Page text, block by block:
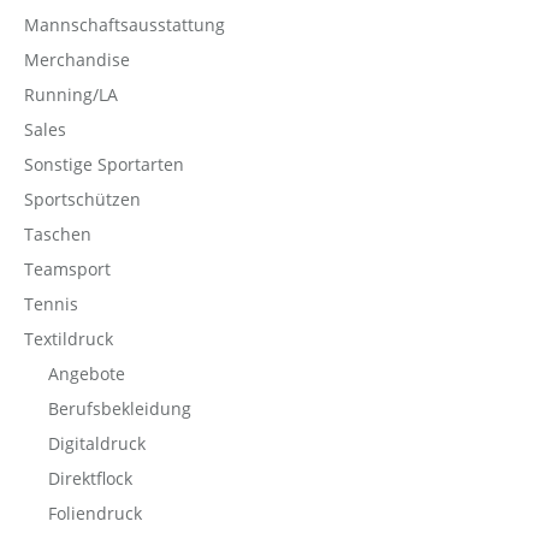
Mannschaftsausstattung
Merchandise
Running/LA
Sales
Sonstige Sportarten
Sportschützen
Taschen
Teamsport
Tennis
Textildruck
Angebote
Berufsbekleidung
Digitaldruck
Direktflock
Foliendruck